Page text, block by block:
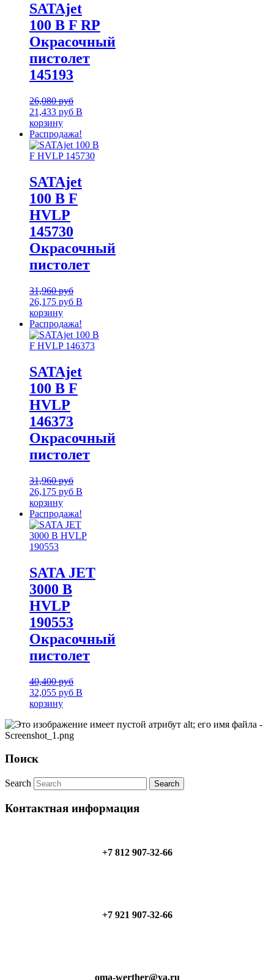
SATAjet
100 B F RP
Окрасочный
пистолет
145193
26,080руб
21,433 руб В
корзину
Распродажа!
SATAjet
100 B F
HVLP
145730
Окрасочный
пистолет
31,960руб
26,175 руб В
корзину
Распродажа!
SATAjet
100 B F
HVLP
146373
Окрасочный
пистолет
31,960руб
26,175 руб В
корзину
Распродажа!
SATA JET
3000 B
HVLP
190553
Окрасочный
пистолет
40,400руб
32,055 руб В
корзину
Поиск
Search
Контактная информация
+7 812 907-32-66
+7 921 907-32-66
oma-werther@ya.ru